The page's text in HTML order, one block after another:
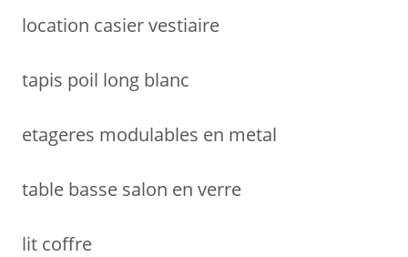
location casier vestiaire
tapis poil long blanc
etageres modulables en metal
table basse salon en verre
lit coffre